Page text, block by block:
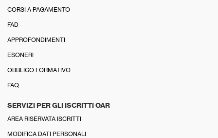
CORSI A PAGAMENTO
FAD
APPROFONDIMENTI
ESONERI
OBBLIGO FORMATIVO
FAQ
SERVIZI PER GLI ISCRITTI OAR
AREA RISERVATA ISCRITTI
MODIFICA DATI PERSONALI